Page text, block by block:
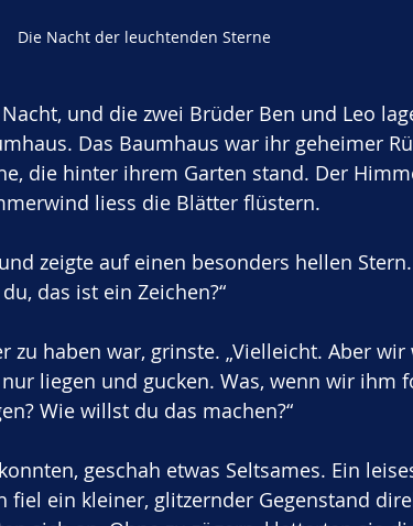
Die Nacht der leuchtenden Sterne
und die zwei Brüder Ben und Leo
Das Baumhaus war ihr geheimer
die hinter ihrem Garten stand. Der
liess die Blätter flüstern.
zeigte auf einen besonders hellen
das ist ein Zeichen?“
zu haben war, grinste. „Vielleicht. Aber
liegen und gucken. Was, wenn wir ihm
Wie willst du das machen?“
geschah etwas Seltsames. Ein
ein kleiner, glitzernder Gegenstand